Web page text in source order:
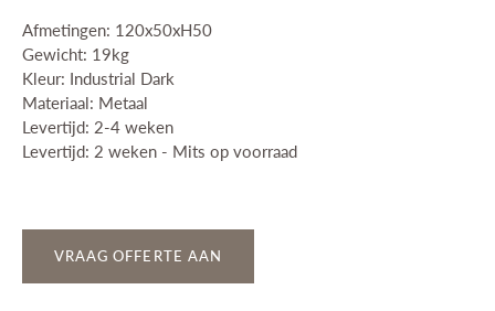
Afmetingen: 120x50xH50
Gewicht: 19kg
Kleur: Industrial Dark
Materiaal: Metaal
Levertijd: 2-4 weken
Levertijd: 2 weken - Mits op voorraad
VRAAG OFFERTE AAN